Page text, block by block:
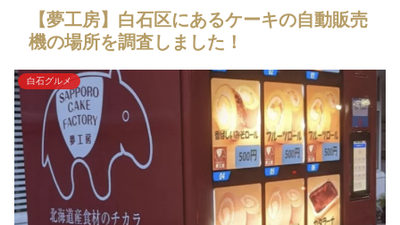
【夢工房】白石区にあるケーキの自動販売
機の場所を調査しました！
白石グルメ